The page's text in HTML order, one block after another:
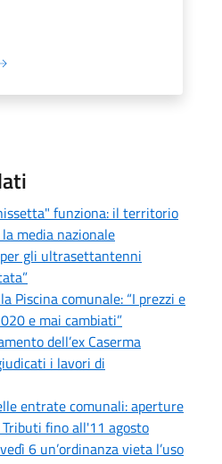
funziona: il territorio
media nazionale
per gli ultrasettantenni
Piscina comunale: “I prezzi e
e mai cambiati”
dell’ex Caserma
i lavori di
entrate comunali: aperture
fino all'11 agosto
6 un’ordinanza vieta l’uso